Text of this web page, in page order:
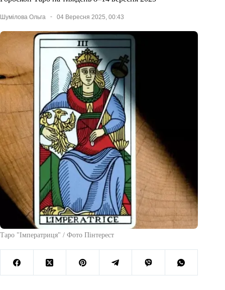
Шумілова Ольга 04 Вересня 2025, 00:43
Таро "Імператриця" / Фото Пінтерест